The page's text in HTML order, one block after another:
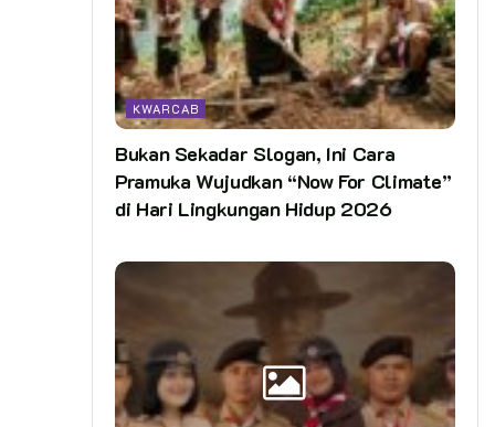
KWARCAB
Bukan Sekadar Slogan, Ini Cara
Pramuka Wujudkan “Now For Climate”
di Hari Lingkungan Hidup 2026